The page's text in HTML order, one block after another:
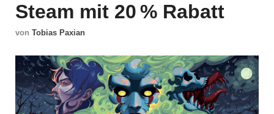
Steam mit 20 % Rabatt
von Tobias Paxian